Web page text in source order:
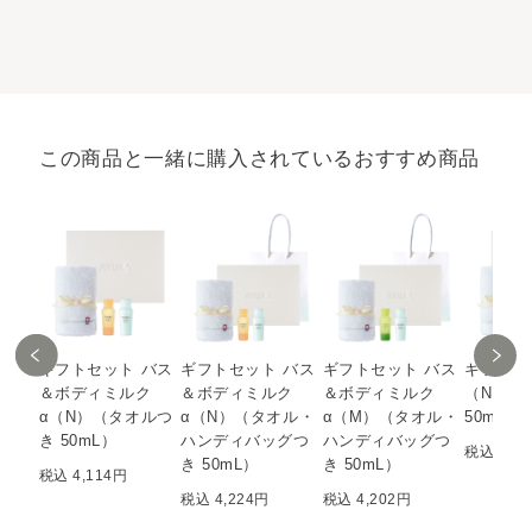
この商品と一緒に購入されているおすすめ商品
ギフトセット バス
＆ボディミルク
α（N）（タオルつ
き 50mL）
税込 4,114円
ギフトセット バス
＆ボディミルク
α（N）（タオル・
ハンディバッグつ
き 50mL）
税込 4,224円
ギフトセット バス
＆ボディミルク
α（M）（タオル・
ハンディバッグつ
き 50mL）
税込 4,202円
ギフト
（N）
50mL）
税込